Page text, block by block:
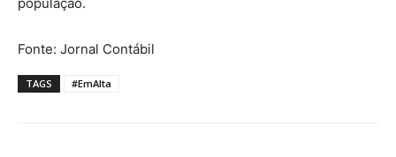
população.
Fonte: Jornal Contábil
TAGS #EmAlta